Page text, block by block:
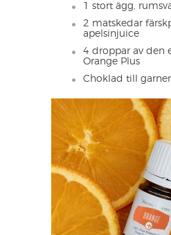
1 stort ägg,
2 matskedar
apelsinjuice
4 droppar av den
Orange Plus
Choklad till